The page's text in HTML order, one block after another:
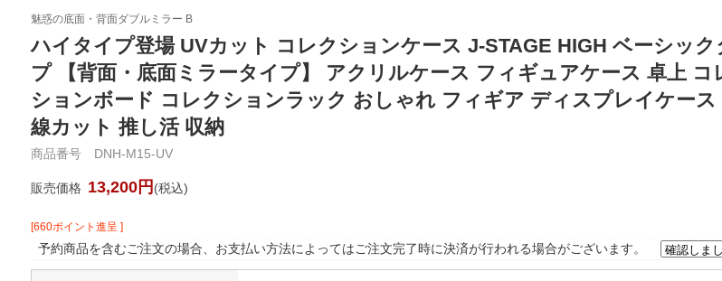
魅惑の底面・背面ダブルミラー B
ハイタイプ登場 UVカット コレクションケース J-STAGE HIGH ベーシック
プ 【背面・底面ミラータイプ】 アクリルケース フィギュアケース 卓上 コ
ションボード コレクションラック おしゃれ フィギア ディスプレイケース
線カット 推し活 収納
商品番号 DNH-M15-UV
販売価格 13,200円 (税込)
[660ポイント進呈 ]
予約商品を含むご注文の場合、お支払い方法によってはご注文完了時に決済が行われる場合がございます。